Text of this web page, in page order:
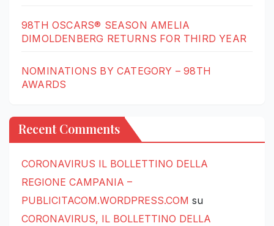
98TH OSCARS® SEASON AMELIA
DIMOLDENBERG RETURNS FOR THIRD YEAR
NOMINATIONS BY CATEGORY – 98TH
AWARDS
Recent Comments
CORONAVIRUS IL BOLLETTINO DELLA
REGIONE CAMPANIA –
PUBLICITACOM.WORDPRESS.COM su
CORONAVIRUS, IL BOLLETTINO DELLA